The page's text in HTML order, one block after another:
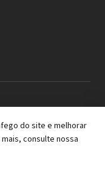
EM SUA
do site e melhorar
consulte nossa